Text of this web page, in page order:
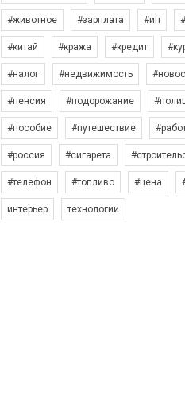
#животное #зарплата #ип
#китай #кража #кредит
#налог #недвижимость
#пенсия #подорожание
#пособие #путешествие
#россия #сигарета
#телефон #топливо #цена
интерьер технологии